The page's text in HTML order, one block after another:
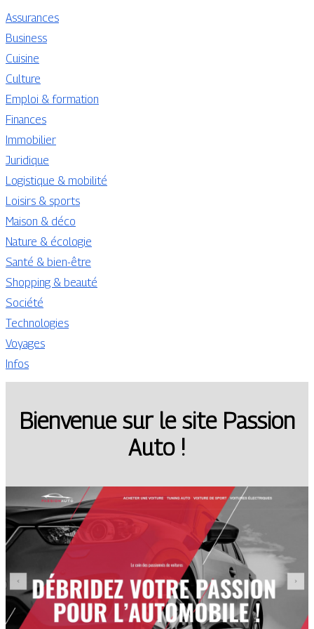
Assurances
Business
Cuisine
Culture
Emploi & formation
Finances
Immobilier
Juridique
Logistique & mobilité
Loisirs & sports
Maison & déco
Nature & écologie
Santé & bien-être
Shopping & beauté
Société
Technologies
Voyages
Infos
Bienvenue sur le site Passion
Auto !